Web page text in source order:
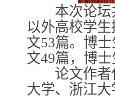
本次论坛共
以外高校学
文53篇。博
文49篇，博
论文作者代
大学、浙江